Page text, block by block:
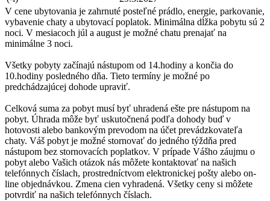
V cene ubytovania je zahrnuté posteľné prádlo, energie, parkovanie,
vybavenie chaty a ubytovací poplatok. Minimálna dĺžka pobytu sú 2
noci. V mesiacoch júl a august je možné chatu prenajať na
minimálne 3 noci.
Všetky pobyty začínajú nástupom od 14.hodiny a končia do
10.hodiny posledného dňa. Tieto termíny je možné po
predchádzajúcej dohode upraviť.
Celková suma za pobyt musí byť uhradená ešte pre nástupom na
pobyt. Úhrada môže byť uskutočnená podľa dohody buď v
hotovosti alebo bankovým prevodom na účet prevádzkovateľa
chaty. Váš pobyt je možné stornovať do jedného týždňa pred
nástupom bez stornovacích poplatkov. V prípade Vášho záujmu o
pobyt alebo Vašich otázok nás môžete kontaktovať na našich
telefónnych číslach, prostredníctvom elektronickej pošty alebo on-
line objednávkou. Zmena cien vyhradená. Všetky ceny si môžete
potvrdiť na našich telefónnych číslach.